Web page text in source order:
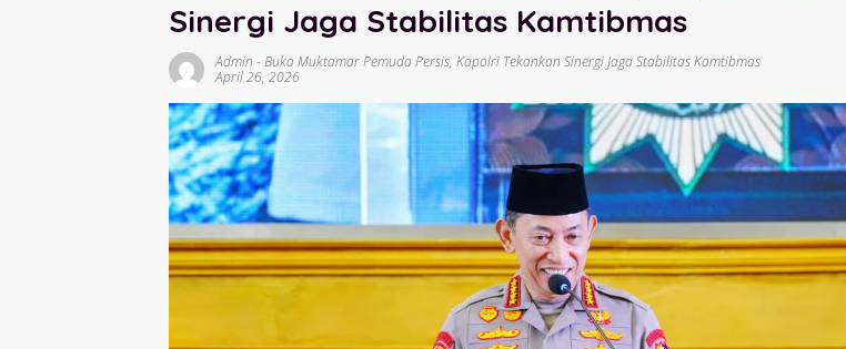
Sinergi Jaga Stabilitas Kamtibmas
Admin -Buka Muktamar Pemuda Persis, Kapolri Tekankan Sinergi Jaga Stabilitas Kamtibmas
April 26, 2026